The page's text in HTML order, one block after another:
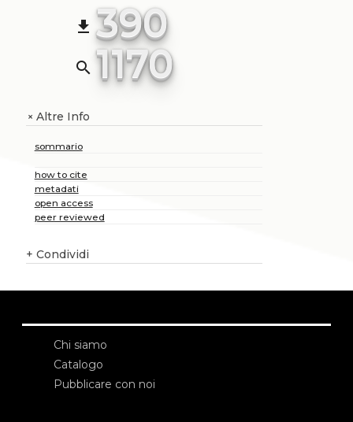
file_download 390
search 1170
+Altre Info
sommario
how to cite
metadati
open access
peer reviewed
+ Condividi
Chi siamo
Catalogo
Pubblicare con noi